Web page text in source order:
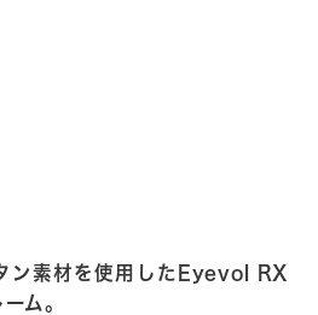
ン素材を使用したEyevol RX
ム。